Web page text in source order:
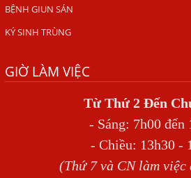
Tại sao khám bệnh viện da liễu
ngứa?
SÁN TRONG NÃO GÂY RA CÁC
Địa Chỉ Điều Trị Bệnh Sán Dây Uy
TỔNG QUAN VỀ NHIỄM GIUN
BỆNH GIUN SÁN
KÝ SINH TRÙNG
GIỜ LÀM VIỆC
Từ Thứ 2 Đến
- Sáng: 7h00 đến
- Chiều: 13h30 -
(Thứ 7 và CN làm việc